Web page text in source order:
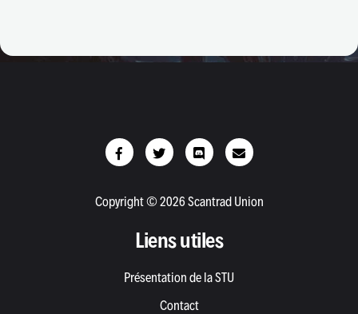
Copyright © 2026 Scantrad Union
Liens utiles
Présentation de la STU
Contact